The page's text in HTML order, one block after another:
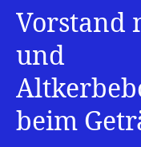
Vorstand
und
beim